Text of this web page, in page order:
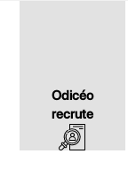
Odicéo
recrute